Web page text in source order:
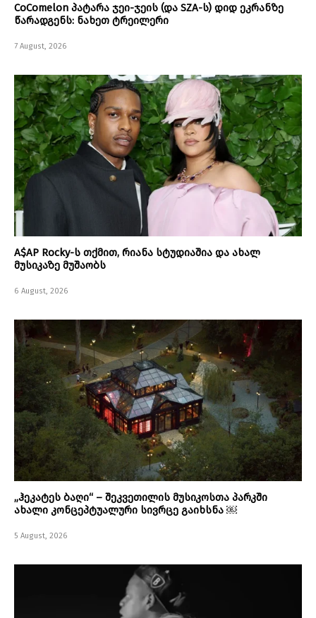
CoComelon პატარა ჯეი-ჯეის (და SZA-ს) დიდ ეკრანზე
წარადგენს: ნახეთ ტრეილერი
7 August, 2026
A$AP Rocky-ს თქმით, რიანა სტუდიაშია და ახალ
მუსიკაზე მუშაობს
6 August, 2026
„ჰეკატეს ბაღი“ – შეკვეთილის მუსიკოსთა პარკში
ახალი კონცეპტუალური სივრცე გაიხსნა ￼
5 August, 2026